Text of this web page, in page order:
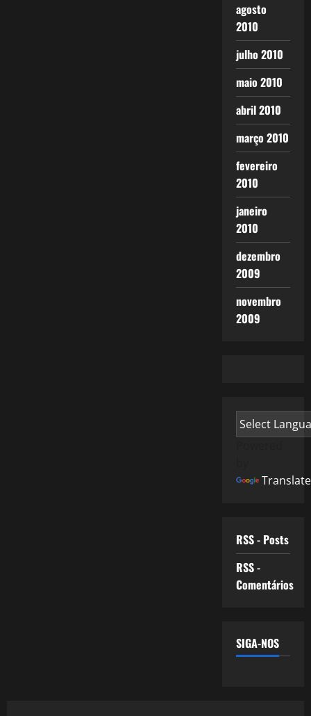
agosto
2010
julho 2010
maio 2010
abril 2010
março 2010
fevereiro
2010
janeiro
2010
dezembro
2009
novembro
2009
Translate
RSS - Posts
RSS -
Comentários
SIGA-NOS